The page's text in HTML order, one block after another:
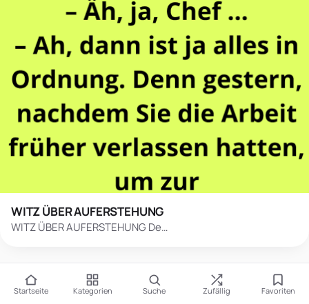
WITZ ÜBER AUFERSTEHUNG
WITZ ÜBER AUFERSTEHUNG De…
Startseite Kategorien Suche Zufällig Favoriten